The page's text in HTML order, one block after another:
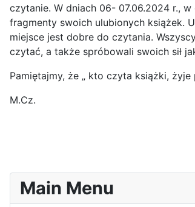
czytanie. W dniach 06- 07.06.2024 r.,
fragmenty swoich ulubionych książek.
miejsce jest dobre do czytania.
czytać, a także spróbowali swoich sił
Pamiętajmy, że „ kto czyta książki, żyje
M.Cz.
Main Menu